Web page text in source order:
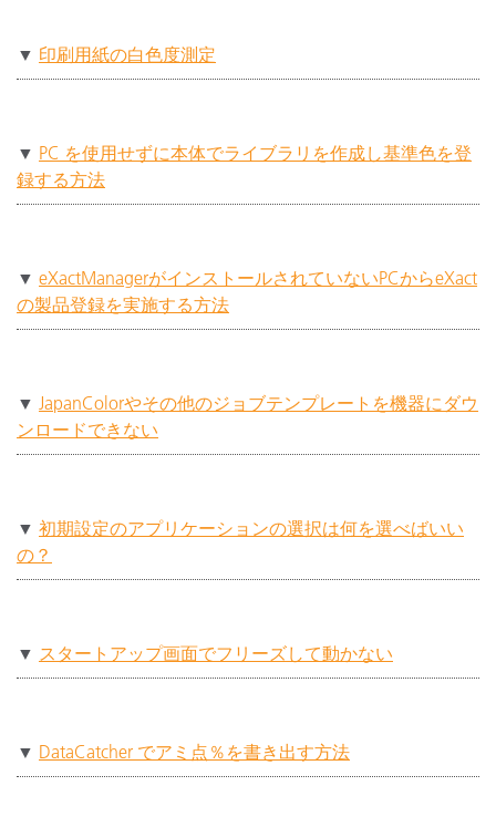
▼ 印刷用紙の白色度測定
▼ PC を使⽤せずに本体でライブラリを作成し基準⾊を登
録する⽅法
▼ eXactManagerがインストールされていないPCからeXact
の製品登録を実施する⽅法
▼ JapanColorやその他のジョブテンプレートを機器にダウ
ンロードできない
▼ 初期設定のアプリケーションの選択は何を選べばいい
の？
▼ スタートアップ画面でフリーズして動かない
▼ DataCatcher でアミ点％を書き出す⽅法